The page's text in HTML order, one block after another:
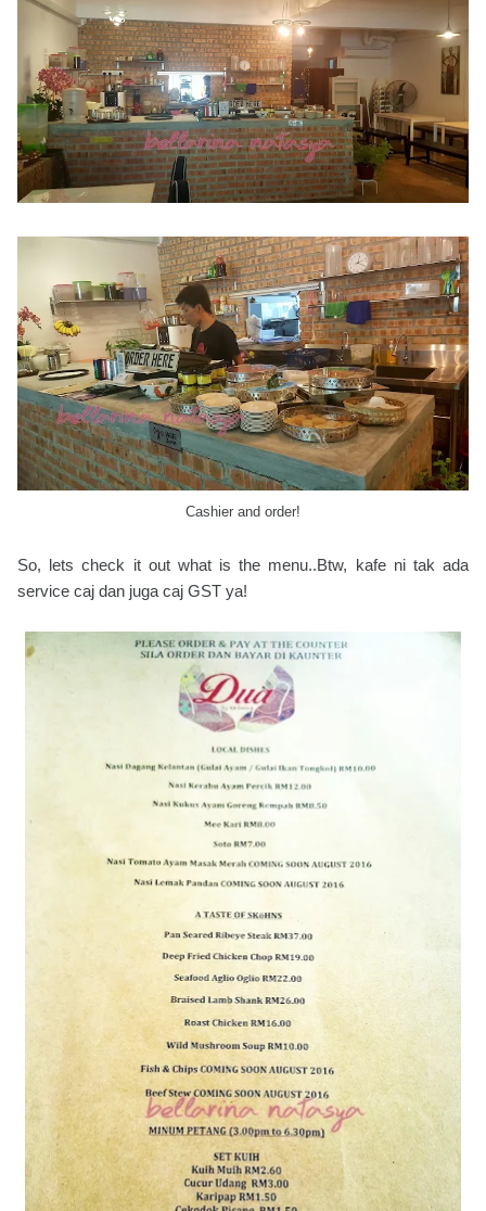
Cashier and order!
So, lets check it out what is the menu..Btw, kafe ni tak ada
service caj dan juga caj GST ya!